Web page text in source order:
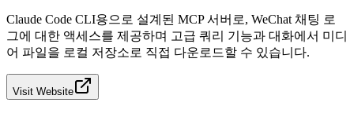
Claude Code CLI용으로 설계된 MCP 서버로, WeChat 채팅 로
그에 대한 액세스를 제공하며 고급 쿼리 기능과 대화에서 미디
어 파일을 로컬 저장소로 직접 다운로드할 수 있습니다.
Visit Website